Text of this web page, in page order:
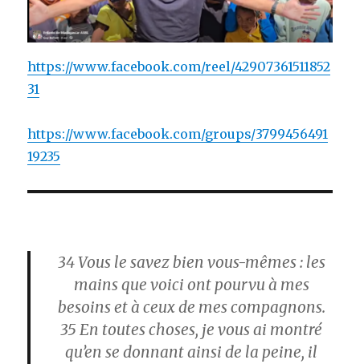
https://www.facebook.com/reel/42907361511852
31
https://www.facebook.com/groups/3799456491
19235
34Vous le savez bien vous-mêmes : les
mains que voici ont pourvu à mes
besoins et à ceux de mes compagnons.
35 En toutes choses, je vous ai montré
qu’en se donnant ainsi de la peine, il